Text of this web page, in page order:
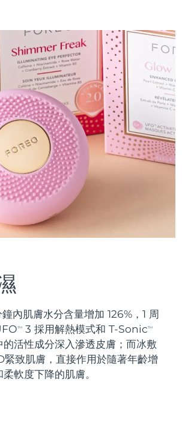
內肌膚水分含量增加 126%，1 周
TM 3 採用解熱模式和 T-SonicTM
活性成分深入滲透皮膚；而冰敷
致肌膚，直接作用於隨著年齡增
軟度下降的肌膚。